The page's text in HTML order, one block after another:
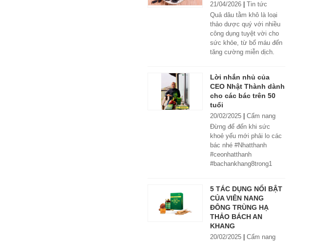
21/04/2026
Tin tức
Quả dâu tằm khô là loại
thảo dược quý với nhiều
công dụng tuyệt vời cho
sức khỏe, từ bổ máu đến
tăng cường miễn dịch.
Lời nhắn nhủ của
CEO Nhật Thành dành
cho các bác trên 50
tuổi
20/02/2025
Cẩm nang
Đừng để đến khi sức
khoẻ yếu mới phải lo các
bác nhé #Nhatthanh
#ceonhatthanh
#bachankhang8trong1
#khoetubentrong
#nhatthanhbak
5 TÁC DỤNG NỔI BẬT
CỦA VIÊN NANG
ĐÔNG TRÙNG HẠ
THẢO BÁCH AN
KHANG
20/02/2025
Cẩm nang